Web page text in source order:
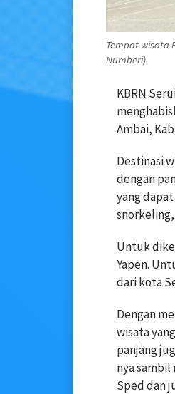
Tempat wisata
Numberi)
KBRN
Ambai,
Destinasi
dengan
yang
Untuk
Yapen.
dari kota
Dengan
wisata
panjang
nya sambil
Sped dan